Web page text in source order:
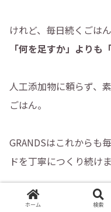
けれど、毎日続くごは
「何を足すか」よりも
人工添加物に頼らず、
ごはん。
GRANDSはこれからも
ドを丁寧につくり続けま
愛犬が「食べるよろこび
ホーム 検索